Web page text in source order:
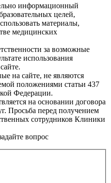
информационный
целей,
материалы,
медицинских
за возможные
использования
на сайте, не являются
положениями статьи 437
Федерации.
на основании договора
Просьба перед получением
сотрудников Клиники
вопрос